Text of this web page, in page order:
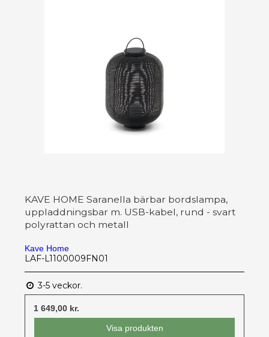
KAVE HOME Saranella bärbar bordslampa,
uppladdningsbar m. USB-kabel, rund - svart
polyrattan och metall
Kave Home
LAF-L1100009FN01
3-5 veckor.
1 649,00 kr.
Visa produkten